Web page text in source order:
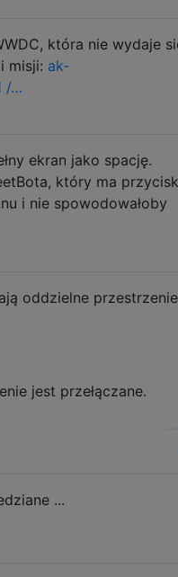
która nie wydaje
misji: ak-
/…
ekran jako spację.
który ma przycisk
i nie spowodowałoby
oddzielne
jest przełączane.
...